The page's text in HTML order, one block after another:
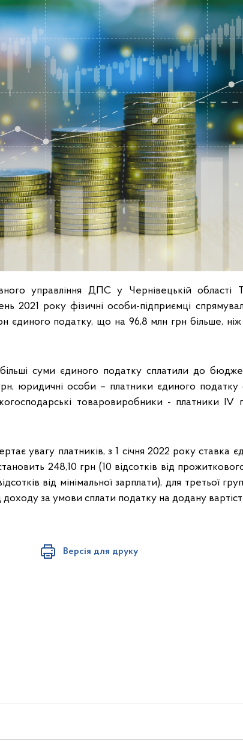
управління ДПС у Чернівецькій області
2021 року фізичні особи-підприємці
єдиного податку, що на 96,8 млн грн більше, ніж
суми єдиного податку сплатили до
юридичні особи – платники єдиного податку
товаровиробники - платники ІV
увагу платників, з 1 січня 2022 року ставка
248,10 грн (10 відсотків від
від мінімальної зарплати), для третьої
доходу за умови сплати податку на додану
Версія для друку